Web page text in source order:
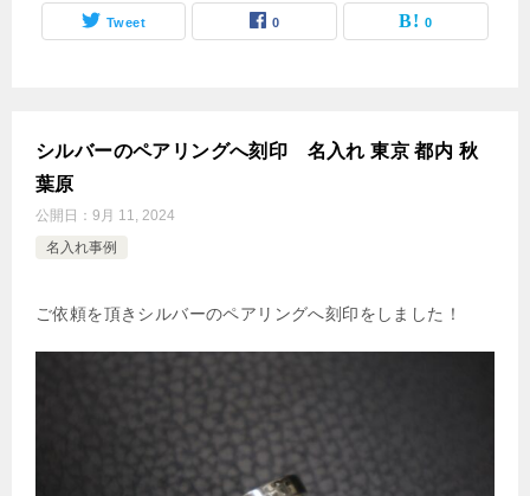
Tweet 0 0
シルバーのペアリングへ刻印 名入れ 東京 都内 秋
葉原
公開日： 9月 11, 2024
名入れ事例
ご依頼を頂きシルバーのペアリングへ刻印をしました！